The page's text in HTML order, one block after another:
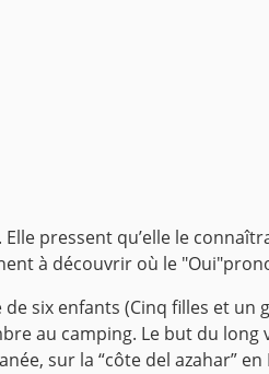
pressent qu’elle le
à découvrir où le
six enfants (Cinq filles et
au camping. Le but du long
sur la “côte del azahar”